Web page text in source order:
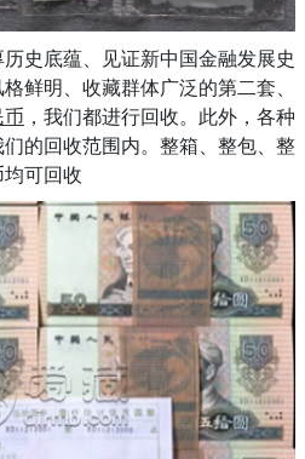
底蕴、见证新中国金融发展史
格鲜明、收藏群体广泛的第二套、
，我们都进行回收。此外，各种
的回收范围内。整箱、整包、整
可回收